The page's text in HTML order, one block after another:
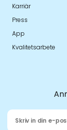
Karriär
Press
App
Kvalitetsarbete